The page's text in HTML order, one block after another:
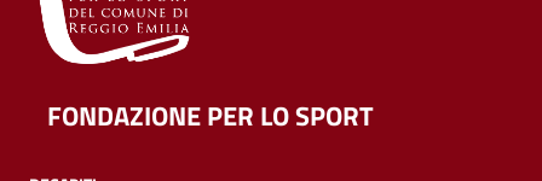
FONDAZIONE PER LO SPORT